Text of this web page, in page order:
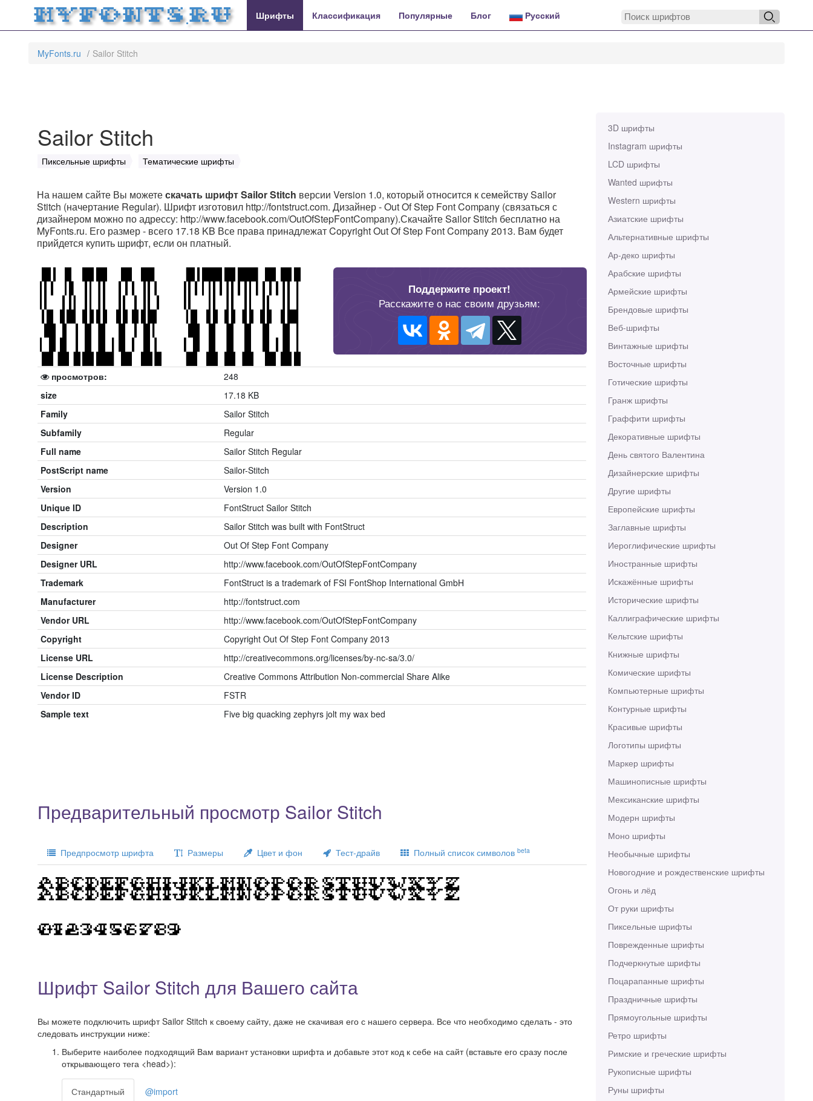
MyFonts.ru Шрифты Классификация Популярные Блог Русский
MyFonts.ru Sailor Stitch
3D шрифты
Instagram шрифты
LCD шрифты
Wanted шрифты
Western шрифты
Азиатские шрифты
Альтернативные шрифты
Ар-деко шрифты
Арабские шрифты
Армейские шрифты
Брендовые шрифты
Веб-шрифты
Винтажные шрифты
Восточные шрифты
Готические шрифты
Гранж шрифты
Граффити шрифты
Декоративные шрифты
День святого Валентина
Дизайнерские шрифты
Другие шрифты
Европейские шрифты
Заглавные шрифты
Иероглифические шрифты
Иностранные шрифты
Искажённые шрифты
Исторические шрифты
Каллиграфические шрифты
Кельтские шрифты
Книжные шрифты
Комические шрифты
Компьютерные шрифты
Контурные шрифты
Красивые шрифты
Логотипы шрифты
Маркер шрифты
Машинописные шрифты
Мексиканские шрифты
Модерн шрифты
Моно шрифты
Необычные шрифты
Новогодние и рождественские шрифты
Огонь и лёд
От руки шрифты
Пиксельные шрифты
Поврежденные шрифты
Подчеркнутые шрифты
Поцарапанные шрифты
Праздничные шрифты
Прямоугольные шрифты
Ретро шрифты
Римские и греческие шрифты
Рукописные шрифты
Руны шрифты
Sailor Stitch
Пиксельные шрифты Тематические шрифты
На нашем сайте Вы можетескачать шрифт Sailor Stitch версии Version 1.0, который относится к семейству Sailor
Stitch (начертание Regular). Шрифт изготовил http://fontstruct.com. Дизайнер - Out Of Step Font Company (связаться с
дизайнером можно по адрессу: http://www.facebook.com/OutOfStepFontCompany).Скачайте Sailor Stitch бесплатно на
MyFonts.ru. Его размер - всего 17.18 KB Все права принадлежат Copyright Out Of Step Font Company 2013. Вам будет
прийдется купить шрифт, если он платный.
Поддержите проект!
Расскажите о нас своим друзьям:
просмотров:
248
size
17.18 KB
Family
Sailor Stitch
Subfamily
Regular
Full name
Sailor Stitch Regular
PostScript name
Sailor-Stitch
Version
Version 1.0
Unique ID
FontStruct Sailor Stitch
Description
Sailor Stitch was built with FontStruct
Designer
Out Of Step Font Company
Designer URL
http://www.facebook.com/OutOfStepFontCompany
Trademark
FontStruct is a trademark of FSI FontShop International GmbH
Manufacturer
http://fontstruct.com
Vendor URL
http://www.facebook.com/OutOfStepFontCompany
Copyright
Copyright Out Of Step Font Company 2013
License URL
http://creativecommons.org/licenses/by-nc-sa/3.0/
License Description
Creative Commons Attribution Non-commercial Share Alike
Vendor ID
FSTR
Sample text
Five big quacking zephyrs jolt my wax bed
Предварительный просмотр Sailor Stitch
Предпросмотр шрифта Размеры Цвет и фон Тест-драйв Полный список символов beta
Шрифт Sailor Stitch для Вашего сайта
Вы можете подключить шрифт Sailor Stitch к своему сайту, даже не скачивая его с нашего сервера. Все что необходимо сделать - это
следовать инструкции ниже:
Выберите наиболее подходящий Вам вариант установки шрифта и добавьте этот код к себе на сайт (вставьте его сразу после
открывающего тега <head>):
Стандартный @import